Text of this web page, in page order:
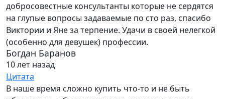
добросовестные консультанты которые не сердятся
на глупые вопросы задаваемые по сто раз, спасибо
Виктории и Яне за терпение. Удачи в своей нелегкой
(особенно для девушек) профессии.
Богдан Баранов
10 лет назад
Цитата
В наше время сложно купить что-то и не быть